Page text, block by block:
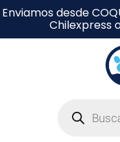
Enviamos desde
Chilexpress